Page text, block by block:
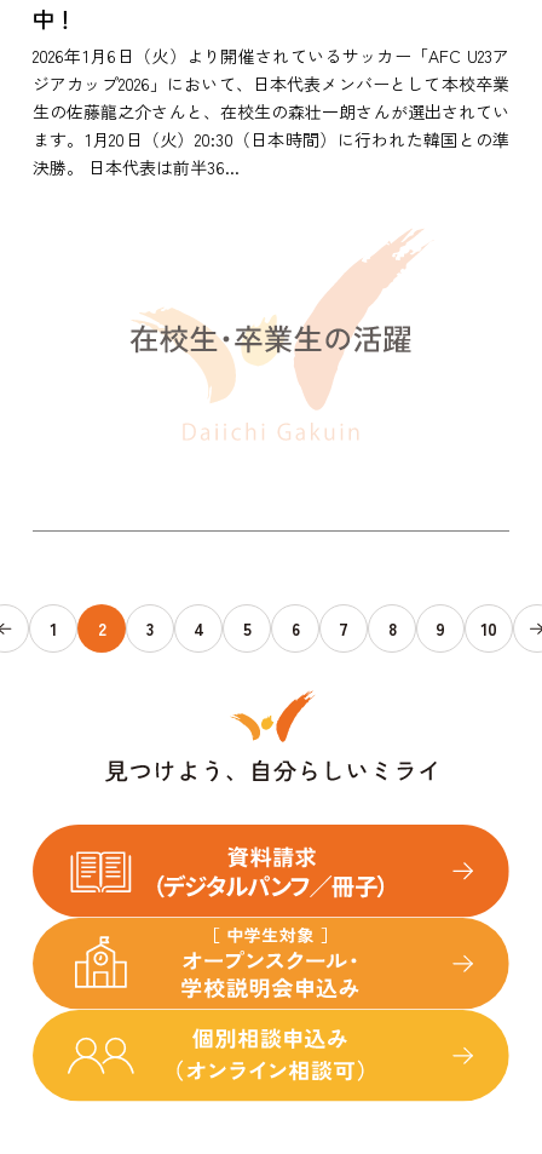
中！
2026年1月6日（火）より開催されているサッカー「AFC U23ア
ジアカップ2026」において、日本代表メンバーとして本校卒業
生の佐藤龍之介さんと、在校生の森壮一朗さんが選出されてい
ます。1月20日（火）20:30（日本時間）に行われた韓国との準
決勝。 日本代表は前半36...
1 2 3 4 5 6 7 8 9 10